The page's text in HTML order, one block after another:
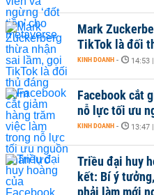
Mark
TikTok là đối
KINH DOANH - 14:53
Facebook cắt
nỗ lực tối ưu
KINH DOANH - 13:47
Triều đại huy
kết: Bí ý
phải làm mới